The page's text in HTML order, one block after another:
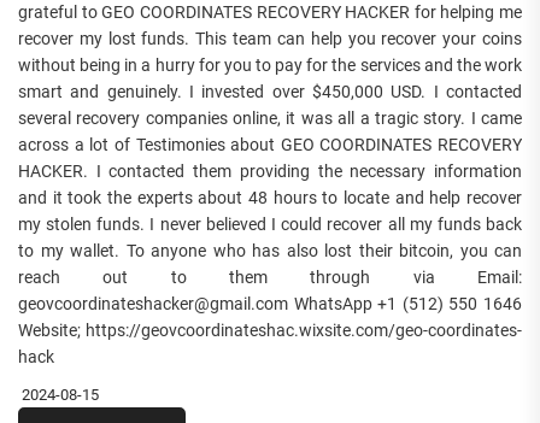
grateful to GEO COORDINATES RECOVERY HACKER for helping me
recover my lost funds. This team can help you recover your coins
without being in a hurry for you to pay for the services and the work
smart and genuinely. I invested over $450,000 USD. I contacted
several recovery companies online, it was all a tragic story. I came
across a lot of Testimonies about GEO COORDINATES RECOVERY
HACKER. I contacted them providing the necessary information
and it took the experts about 48 hours to locate and help recover
my stolen funds. I never believed I could recover all my funds back
to my wallet. To anyone who has also lost their bitcoin, you can
reach out to them through via Email:
geovcoordinateshacker@gmail.com WhatsApp +1 (512) 550 1646
Website; https://geovcoordinateshac.wixsite.com/geo-coordinates-
hack
2024-08-15